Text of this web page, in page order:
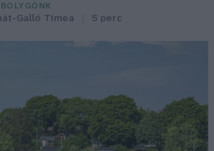
Galló Tímea 5 perc